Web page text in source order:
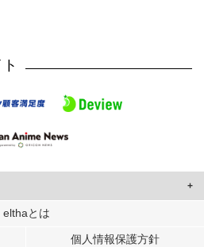
、ユーザーに合わせたコンテンツや広告の
elthaとは
個人情報保護方針